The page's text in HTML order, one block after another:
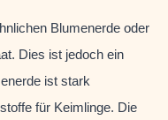
Blumenerde oder
Dies ist jedoch ein
ist stark
für Keimlinge. Die